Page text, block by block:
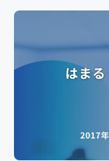
システム構築支援
研修サービス
定型コース